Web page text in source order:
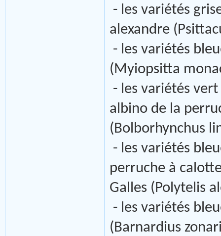
- les variétés
alexandre
- les variétés
(Myiopsitta
- les variétés
albino de la
(Bolborhynchus
- les variétés
perruche à
Galles (Polytelis
- les variétés
(Barnardius